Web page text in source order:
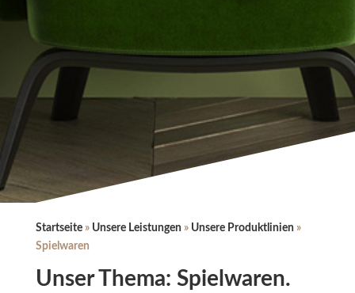
Startseite» Unsere Leistungen » Unsere Produktlinien »
Spielwaren
Unser Thema: Spielwaren.